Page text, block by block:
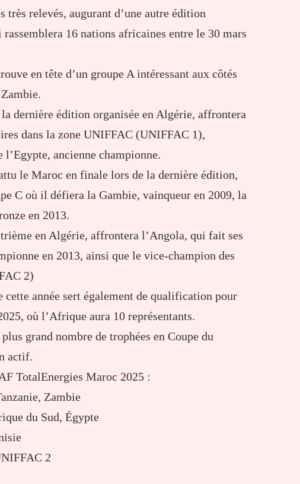
très relevés, augurant d’une autre édition
16 nations africaines entre le 30 mars
en tête d’un groupe A intéressant aux côtés
dernière édition organisée en Algérie, affrontera
dans la zone UNIFFAC (UNIFFAC 1),
ancienne championne.
le Maroc en finale lors de la dernière édition,
C où il défiera la Gambie, vainqueur en 2009, la
en 2013.
en Algérie, affrontera l’Angola, qui fait ses
en 2013, ainsi que le vice-champion des
2)
année sert également de qualification pour
où l’Afrique aura 10 représentants.
grand nombre de trophées en Coupe du
actif.
TotalEnergies Maroc 2025 :
Zambie
du Sud, Égypte
2